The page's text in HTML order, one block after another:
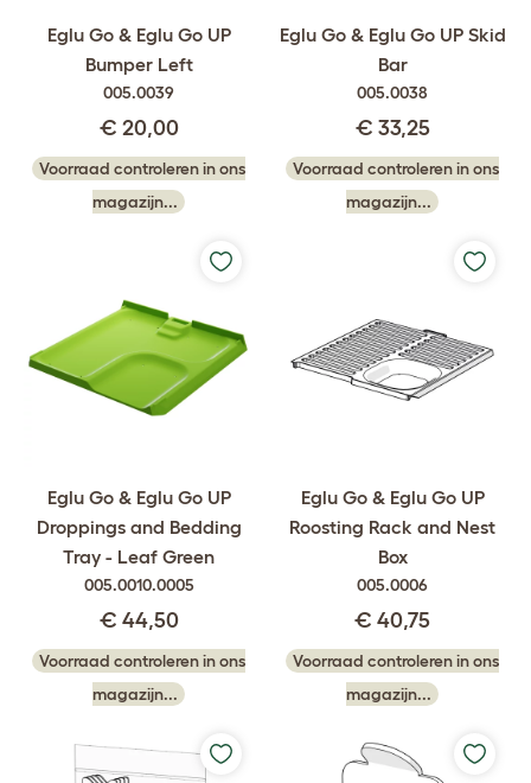
Eglu Go & Eglu Go UP
Bumper Left
005.0039
€ 20,00
Voorraad controleren in ons
magazijn...
Eglu Go & Eglu Go UP Skid
Bar
005.0038
€ 33,25
Voorraad controleren in ons
magazijn...
Eglu Go & Eglu Go UP
Droppings and Bedding
Tray - Leaf Green
005.0010.0005
€ 44,50
Voorraad controleren in ons
magazijn...
Eglu Go & Eglu Go UP
Roosting Rack and Nest
Box
005.0006
€ 40,75
Voorraad controleren in ons
magazijn...